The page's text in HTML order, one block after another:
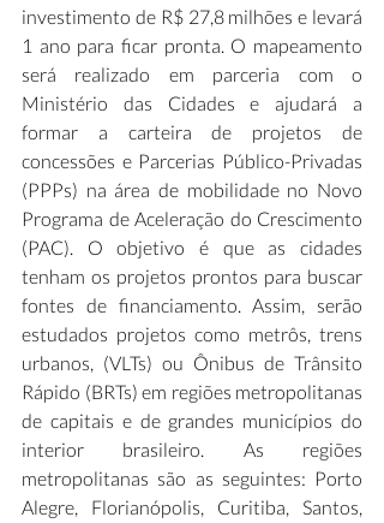
investimento de R$ 27,8 milhões e levará
1 ano para ficar pronta. O mapeamento
será realizado em parceria com o
Ministério das Cidades e ajudará a
formar a carteira de projetos de
concessões e Parcerias Público-Privadas
(PPPs) na área de mobilidade no Novo
Programa de Aceleração do Crescimento
(PAC). O objetivo é que as cidades
tenham os projetos prontos para buscar
fontes de financiamento. Assim, serão
estudados projetos como metrôs, trens
urbanos, (VLTs) ou Ônibus de Trânsito
Rápido (BRTs) em regiões metropolitanas
de capitais e de grandes municípios do
interior brasileiro. As regiões
metropolitanas são as seguintes: Porto
Alegre, Florianópolis, Curitiba, Santos,